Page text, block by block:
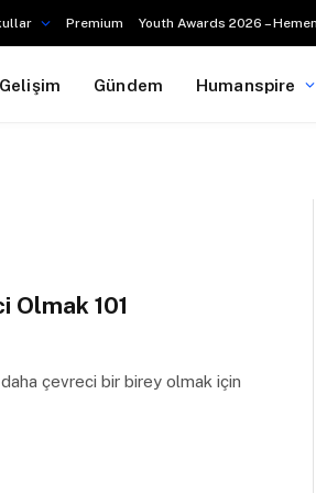
Premium Youth Awards 2026 –
Gelişim Gündem Humanspire
Olmak 101
çevreci bir birey olmak için